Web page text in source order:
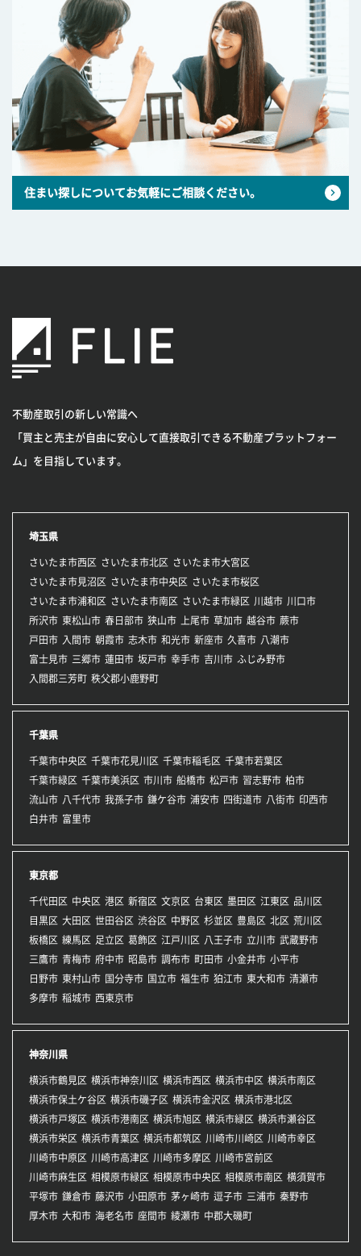
住まい探しについてお気軽にご相談ください。
不動産取引の新しい常識へ
「買主と売主が自由に安心して直接取引できる不動産プラットフォー
ム」を目指しています。
埼玉県
さいたま市西区 さいたま市北区
さいたま市大宮区
さいたま市見沼区
さいたま市中央区
さいたま市桜区
さいたま市浦和区
さいたま市南区 さいたま市緑区 川越市 川口市
所沢市 東松山市 春日部市 狭山市 上尾市 草加市 越谷市 蕨市
戸田市 入間市 朝霞市 志木市 和光市 新座市 久喜市 八潮市
富士見市 三郷市 蓮田市 坂戸市 幸手市 吉川市 ふじみ野市
入間郡三芳町 秩父郡小鹿野町
千葉県
千葉市中央区 千葉市花見川区 千葉市稲毛区 千葉市若葉区
千葉市緑区 千葉市美浜区 市川市 船橋市 松戸市 習志野市 柏市
流山市 八千代市 我孫子市 鎌ケ谷市 浦安市 四街道市 八街市 印西市
白井市 富里市
東京都
千代田区 中央区 港区 新宿区 文京区 台東区 墨田区 江東区 品川区
目黒区 大田区 世田谷区 渋谷区 中野区 杉並区 豊島区 北区 荒川区
板橋区 練馬区 足立区 葛飾区 江戸川区 八王子市 立川市 武蔵野市
三鷹市 青梅市 府中市 昭島市 調布市 町田市 小金井市 小平市
日野市 東村山市 国分寺市 国立市 福生市 狛江市 東大和市 清瀬市
多摩市 稲城市 西東京市
神奈川県
横浜市鶴見区 横浜市神奈川区 横浜市西区 横浜市中区 横浜市南区
横浜市保土ケ谷区 横浜市磯子区 横浜市金沢区 横浜市港北区
横浜市戸塚区 横浜市港南区 横浜市旭区 横浜市緑区 横浜市瀬谷区
横浜市栄区 横浜市青葉区 横浜市都筑区 川崎市川崎区 川崎市幸区
川崎市中原区 川崎市高津区 川崎市多摩区 川崎市宮前区
川崎市麻生区 相模原市緑区 相模原市中央区 相模原市南区 横須賀市
平塚市 鎌倉市 藤沢市 小田原市 茅ヶ崎市 逗子市 三浦市 秦野市
厚木市 大和市 海老名市 座間市 綾瀬市 中郡大磯町